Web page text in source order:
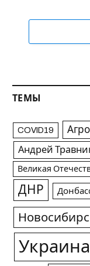
ТЕМЫ
COVID19
Андрей
Великая
ДНР
Украина